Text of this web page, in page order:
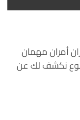
أمران مهمان
نكشف لك عن